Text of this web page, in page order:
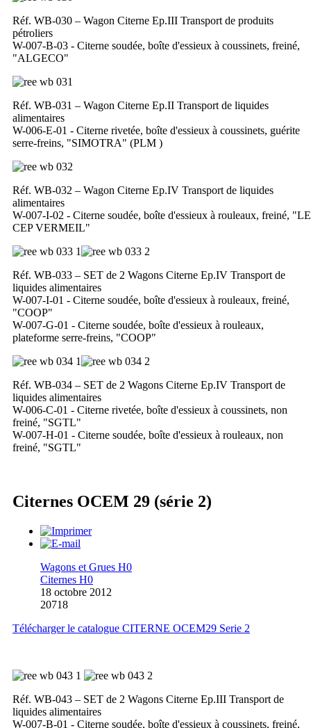
Réf. WB-030 – Wagon Citerne Ep.III Transport de produits
pétroliers
W-007-B-03 - Citerne soudée, boîte d'essieux à coussinets, freiné,
"ALGECO"
Réf. WB-031 – Wagon Citerne Ep.II Transport de liquides
alimentaires
W-006-E-01 - Citerne rivetée, boîte d'essieux à coussinets, guérite
serre-freins, "SIMOTRA" (PLM )
Réf. WB-032 – Wagon Citerne Ep.IV Transport de liquides
alimentaires
W-007-I-02 - Citerne soudée, boîte d'essieux à rouleaux, freiné, "LE
CEP VERMEIL"
Réf. WB-033 – SET de 2 Wagons Citerne Ep.IV Transport de
liquides alimentaires
W-007-I-01 - Citerne soudée, boîte d'essieux à rouleaux, freiné,
"COOP"
W-007-G-01 - Citerne soudée, boîte d'essieux à rouleaux,
plateforme serre-freins, "COOP"
Réf. WB-034 – SET de 2 Wagons Citerne Ep.IV Transport de
liquides alimentaires
W-006-C-01 - Citerne rivetée, boîte d'essieux à coussinets, non
freiné, "SGTL"
W-007-H-01 - Citerne soudée, boîte d'essieux à rouleaux, non
freiné, "SGTL"
Citernes OCEM 29 (série 2)
Wagons et Grues H0
Citernes H0
18 octobre 2012
20718
Télécharger le catalogue CITERNE OCEM29 Serie 2
Réf. WB-043 – SET de 2 Wagons Citerne Ep.III Transport de
liquides alimentaires
W-007-B-01 - Citerne soudée, boîte d'essieux à coussinets, freiné,